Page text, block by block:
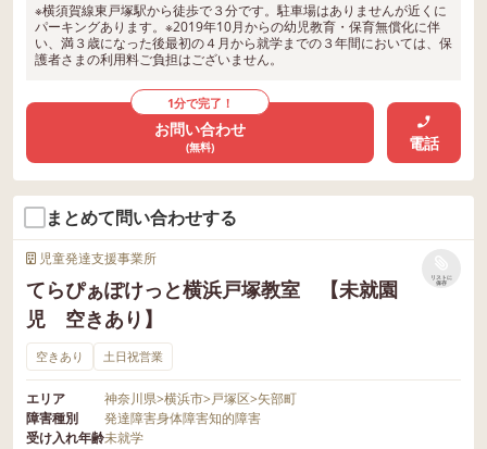
※横須賀線東戸塚駅から徒歩で３分です。駐車場はありませんが近くに
パーキングあります。※2019年10月からの幼児教育・保育無償化に伴
い、満３歳になった後最初の４月から就学までの３年間においては、保
護者さまの利用料ご負担はございません。
1分で完了！
お問い合わせ
(無料) 電話
まとめて問い合わせする
児童発達支援事業所
てらぴぁぽけっと横浜戸塚教室 【未就園
児 空きあり】
リストに
保存
空きあり 土日祝営業
エリア 神奈川県>横浜市>戸塚区>矢部町
障害種別
発達障害身体障害知的障害
受け入れ年齢未就学